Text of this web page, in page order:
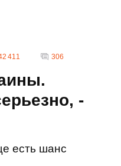
411 306
-
есть шанс